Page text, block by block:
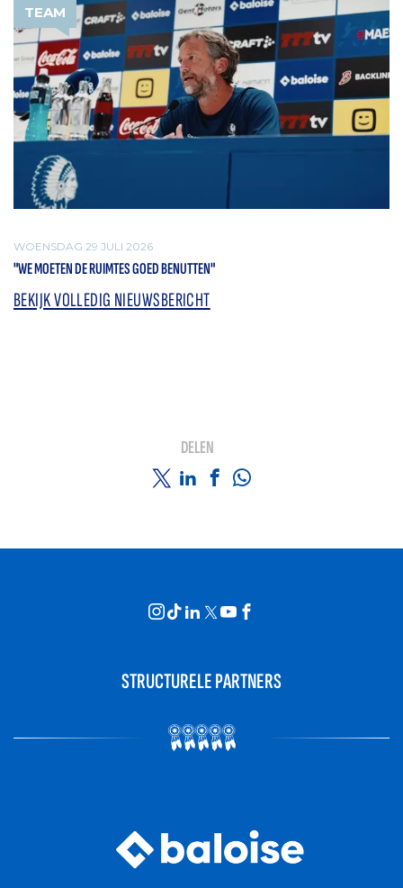
TEAM
WOENSDAG 29 JULI 2026
"WE MOETEN DE RUIMTES GOED BENUTTEN"
BEKIJK VOLLEDIG NIEUWSBERICHT
DELEN
STRUCTURELE PARTNERS